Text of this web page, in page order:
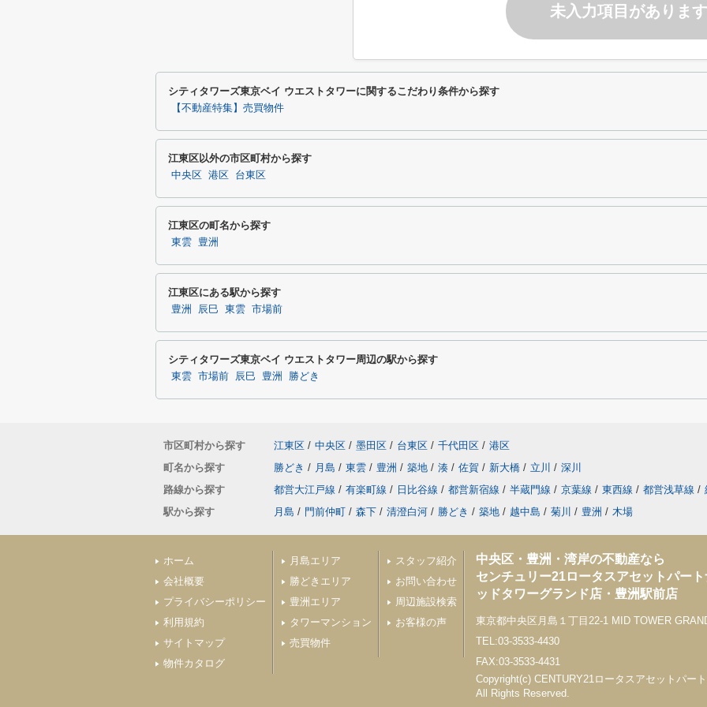
未入力項目があります
シティタワーズ東京ベイ ウエストタワーに関するこだわり条件から探す
【不動産特集】売買物件
江東区以外の市区町村から探す
中央区 港区 台東区
江東区の町名から探す
東雲 豊洲
江東区にある駅から探す
豊洲 辰巳 東雲 市場前
シティタワーズ東京ベイ ウエストタワー周辺の駅から探す
東雲 市場前 辰巳 豊洲 勝どき
市区町村から探す 江東区 / 中央区 / 墨田区 / 台東区 / 千代田区 / 港区
町名から探す
勝どき / 月島 / 東雲 / 豊洲 / 築地 / 湊 / 佐賀 / 新大橋 / 立川 / 深川
路線から探す
都営大江戸線 / 有楽町線 / 日比谷線 / 都営新宿線 / 半蔵門線 / 京葉線 / 東西線 / 都営浅草線 /
駅から探す
月島 / 門前仲町 / 森下 / 清澄白河 / 勝どき / 築地 / 越中島 / 菊川 / 豊洲 / 木場
ホーム
会社概要
プライバシーポリシー
利用規約
サイトマップ
物件カタログ
月島エリア
勝どきエリア
豊洲エリア
タワーマンション
売買物件
スタッフ紹介
お問い合わせ
周辺施設検索
お客様の声
中央区・豊洲・湾岸の不動産なら
センチュリー21ロータスアセットパー
ッドタワーグランド店・豊洲駅前店
東京都中央区月島１丁目22-1 MID TOWER
TEL:03-3533-4430
FAX:03-3533-4431
Copyright(c) CENTURY21ロータスアセットパー
All Rights Reserved.